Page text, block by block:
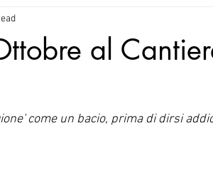
al
come un bacio, prima di dirsi